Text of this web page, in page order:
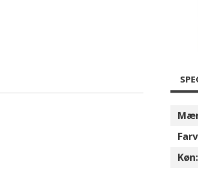
Køn: